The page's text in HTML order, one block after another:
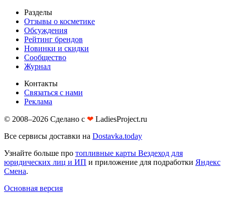
Разделы
Отзывы о косметике
Обсуждения
Рейтинг брендов
Новинки и скидки
Сообщество
Журнал
Контакты
Связаться с нами
Реклама
© 2008–2026 Сделано с ❤︎ LadiesProject.ru
Все сервисы доставки на Dostavka.today
Узнайте больше про топливные карты Вездеход для
юридических лиц и ИП и приложение для подработки Яндекс
Смена.
Основная версия